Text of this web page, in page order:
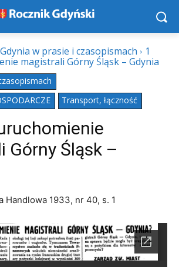
Gdynia w prasie i czasopismach
1
magistrali Górny Śląsk – Gdynia
Transport, łączność
Górny Śląsk –
Handlowa 1933, nr 40, s. 1